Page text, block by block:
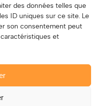
des données telles que
ID uniques sur ce site. Le
son consentement peut
et